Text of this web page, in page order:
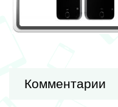
Комментарии